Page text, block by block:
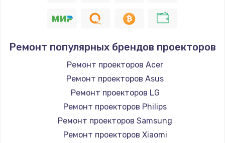
Ремонт популярных брендов проекторов
Ремонт проекторов Acer
Ремонт проекторов Asus
Ремонт проекторов LG
Ремонт проекторов Philips
Ремонт проекторов Samsung
Ремонт проекторов Xiaomi